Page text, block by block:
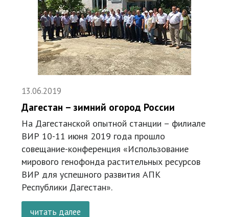
13.06.2019
Дагестан – зимний огород России
На Дагестанской опытной станции – филиале
ВИР 10-11 июня 2019 года прошло
совещание-конференция «Использование
мирового генофонда растительных ресурсов
ВИР для успешного развития АПК
Республики Дагестан».
читать далее